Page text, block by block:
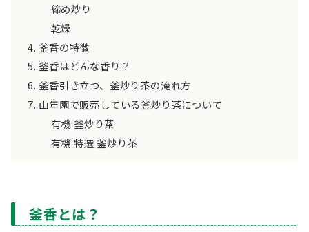
締め炒り
乾燥
釜香の特徴
釜香はどんな香り？
釜香引き立つ、釜炒り茶の淹れ方
山年園で販売している釜炒り茶について
有機 釜炒り茶
有機 特選 釜炒り茶
釜香とは？